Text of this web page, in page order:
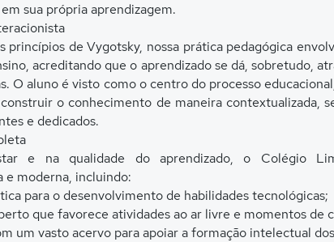
sua própria aprendizagem.
princípios de Vygotsky, nossa prática pedagógica
acreditando que o aprendizado se dá, sobretudo,
O aluno é visto como o centro do processo
o conhecimento de maneira contextualizada,
e dedicados.
e na qualidade do aprendizado, o Colégio
moderna, incluindo:
para o desenvolvimento de habilidades tecnológicas;
que favorece atividades ao ar livre e momentos de
um vasto acervo para apoiar a formação intelectual